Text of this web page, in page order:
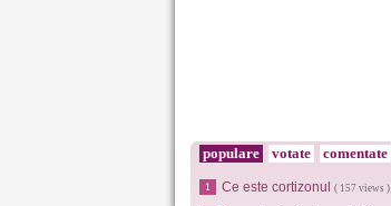
populare votate comentate
1 Ce este cortizonul ( 157 views )